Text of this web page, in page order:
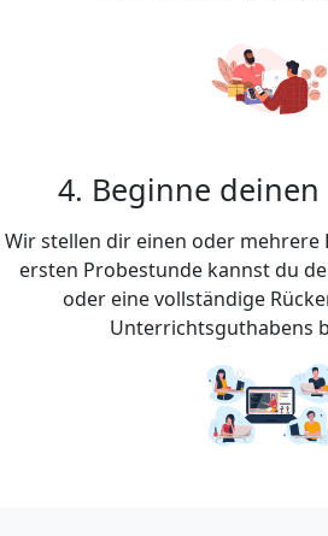
4. Beginne
Wir stellen dir einen oder mehrere
ersten Probestunde kannst du
oder eine vollständige
Unterrichtsguthabens